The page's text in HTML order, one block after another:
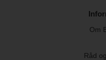
Om
Råd